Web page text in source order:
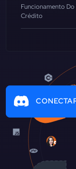
Funcionamento Do
Crédito